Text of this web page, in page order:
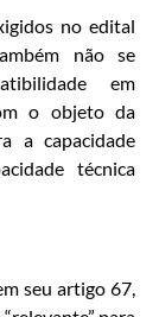
no edital
não se
em
o objeto da
a capacidade
técnica
seu artigo 67,